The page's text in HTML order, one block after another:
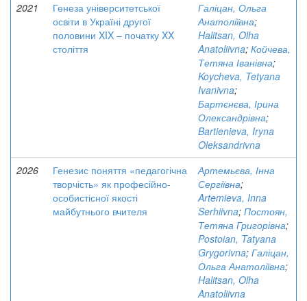
2021
Генеза університетської
освіти в Україні другої
половини XIX – початку XX
століття
Галіцан, Ольга
Анатоліївна;
Halitsan, Olha
Anatoliivna; Койчева,
Тетяна Іванівна;
Koycheva, Tetyana
Ivanivna;
Бартєнєва, Ірина
Олександрівна;
Bartienieva, Iryna
Oleksandrivna
2026
Генезис поняття «педагогічна
творчість» як професійно-
особистісної якості
майбутнього вчителя
Артемьєва, Інна
Сергіївна;
Artemieva, Inna
Serhiivna; Постоян,
Тетяна Григорівна;
Postoian, Tatyana
Grygorivna; Галіцан,
Ольга Анатоліївна;
Halitsan, Olha
Anatoliivna